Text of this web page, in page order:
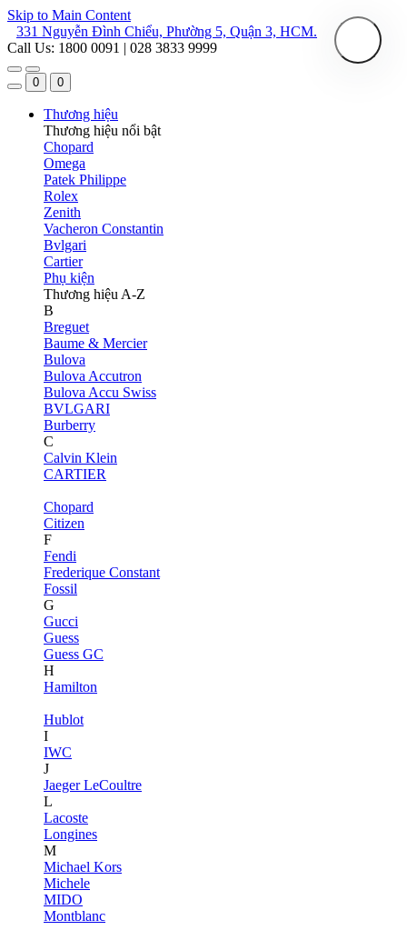
Skip to Main Content
331 Nguyễn Đình Chiểu, Phường 5, Quận 3, HCM.
Call Us: 1800 0091 | 028 3833 9999
0 0
Thương hiệu
Thương hiệu nổi bật
Chopard
Omega
Patek Philippe
Rolex
Zenith
Vacheron Constantin
Bvlgari
Cartier
Phụ kiện
Thương hiệu A-Z
B
Breguet
Baume & Mercier
Bulova
Bulova Accutron
Bulova Accu Swiss
BVLGARI
Burberry
C
Calvin Klein
CARTIER
Chopard
Citizen
F
Fendi
Frederique Constant
Fossil
G
Gucci
Guess
Guess GC
H
Hamilton
Hublot
I
IWC
J
Jaeger LeCoultre
L
Lacoste
Longines
M
Michael Kors
Michele
MIDO
Montblanc